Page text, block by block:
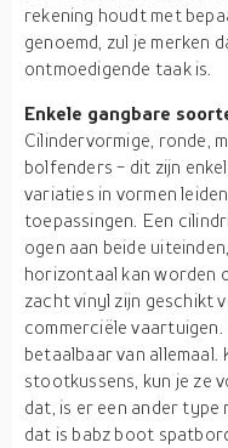
rekening houdt met
genoemd, zul je merken
ontmoedigende taak is.
Enkele gangbare
Cilindervormige, ronde,
bolfenders - dit zijn
variaties in vormen
toepassingen. Een
ogen aan beide
horizontaal kan worden
zacht vinyl zijn geschikt
commerciële
betaalbaar van allemaal.
stootkussens, kun je ze
dat, is er een ander type
dat is babz boot